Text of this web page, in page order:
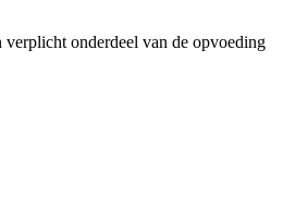
onderdeel van de opvoeding